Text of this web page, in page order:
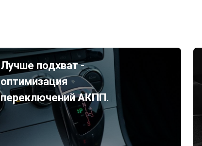
Лучше подхват -
оптимизация
переключений АКПП.